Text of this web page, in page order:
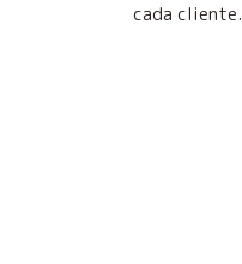
cada cliente.